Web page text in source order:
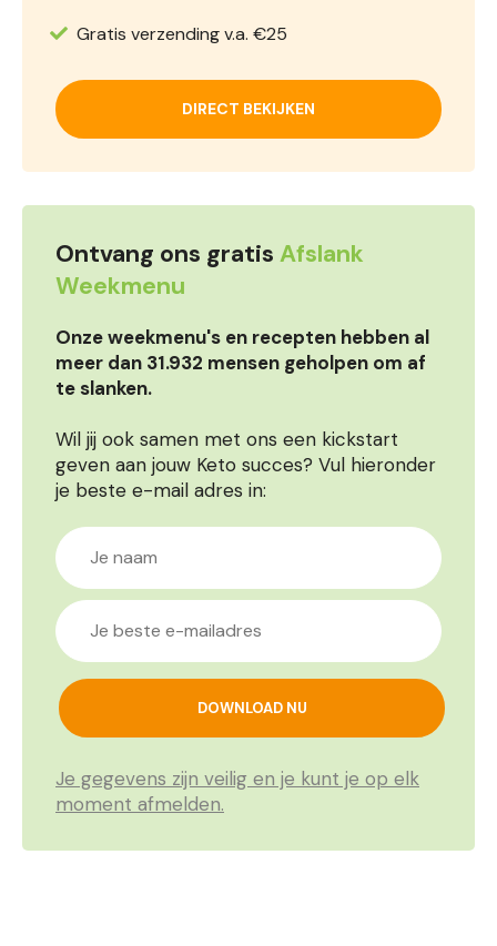
Gratis verzending v.a. €25
DIRECT BEKIJKEN
Ontvang ons gratis Afslank
Weekmenu
Onze weekmenu's en recepten hebben al
meer dan 31.932 mensen geholpen om af
te slanken.
Wil jij ook samen met ons een kickstart
geven aan jouw Keto succes? Vul hieronder
je beste e-mail adres in:
Je gegevens zijn veilig en je kunt je op elk
moment afmelden.